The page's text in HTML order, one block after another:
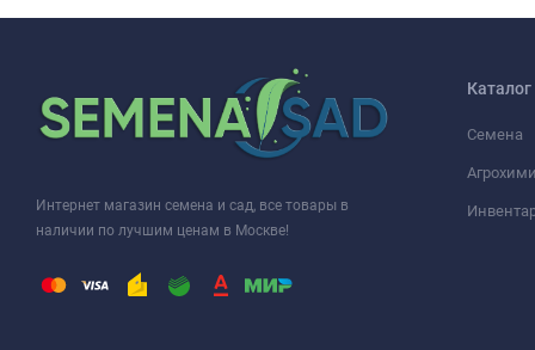
Интернет магазин семена и сад, все товары в
наличии по лучшим ценам в Москве!
Каталог
Семена